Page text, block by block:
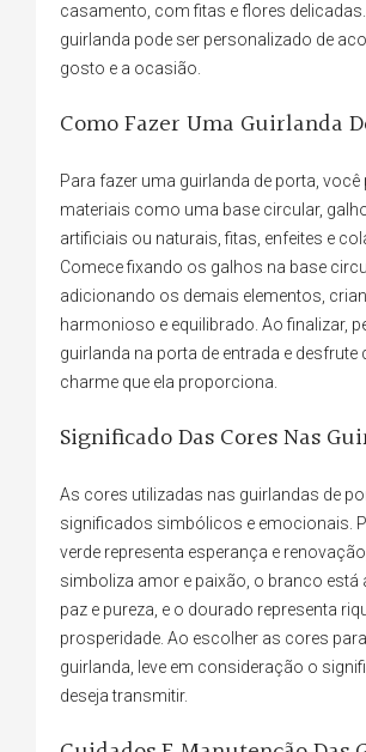
casamento, com fitas e flores
guirlanda pode ser personalizado de
gosto e a ocasião.
Como Fazer Uma Guirlanda
Para fazer uma guirlanda de porta, você
materiais como uma base circular,
artificiais ou naturais, fitas, enfeites e
Comece fixando os galhos na base
adicionando os demais elementos,
harmonioso e equilibrado. Ao finalizar,
guirlanda na porta de entrada e desfrute
charme que ela proporciona.
Significado Das Cores Nas
As cores utilizadas nas guirlandas de
significados simbólicos e emocionais.
verde representa esperança e
simboliza amor e paixão, o branco está
paz e pureza, e o dourado representa
prosperidade. Ao escolher as cores
guirlanda, leve em consideração o
deseja transmitir.